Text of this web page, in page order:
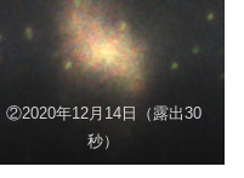
②2020年12月14日（露出30
秒）